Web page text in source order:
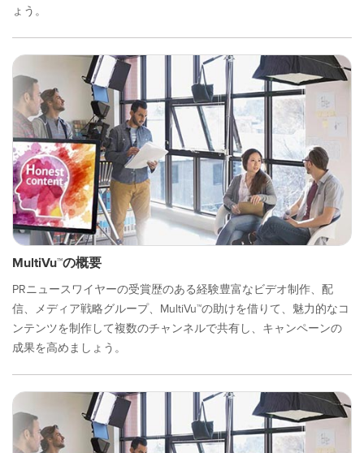
ょう。
MultiVu™の概要
PRニュースワイヤーの受賞歴のある経験豊富なビデオ制作、配
信、メディア戦略グループ、MultiVu™の助けを借りて、魅力的なコ
ンテンツを制作して複数のチャンネルで共有し、キャンペーンの
成果を高めましょう。